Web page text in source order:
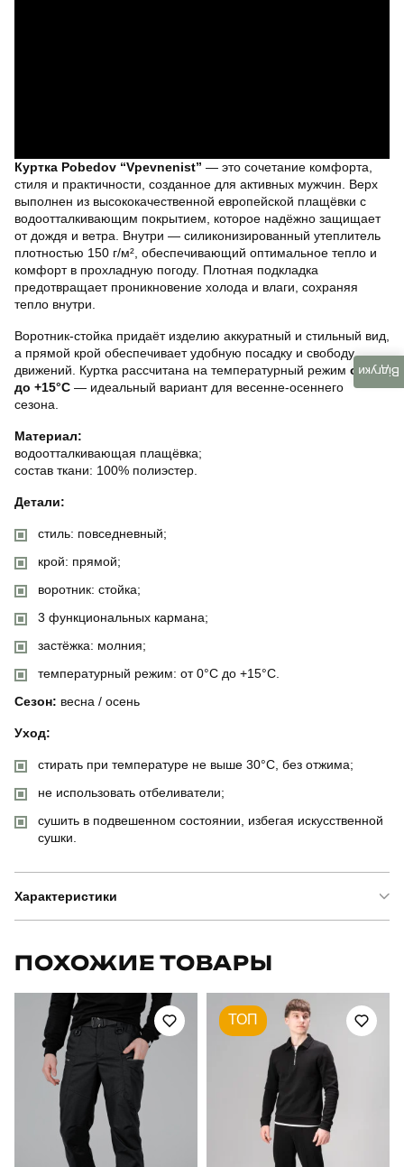
Куртка Pobedov “Vpevnenist” — это сочетание комфорта,
стиля и практичности, созданное для активных мужчин. Верх
выполнен из высококачественной европейской плащёвки с
водоотталкивающим покрытием, которое надёжно защищает
от дождя и ветра. Внутри — силиконизированный утеплитель
плотностью 150 г/м², обеспечивающий оптимальное тепло и
комфорт в прохладную погоду. Плотная подкладка
предотвращает проникновение холода и влаги, сохраняя
тепло внутри.
Воротник-стойка придаёт изделию аккуратный и стильный вид,
а прямой крой обеспечивает удобную посадку и свободу
движений. Куртка рассчитана на температурный режим от 0°C
до +15°C — идеальный вариант для весенне-осеннего
сезона.
Материал:
водоотталкивающая плащёвка;
состав ткани: 100% полиэстер.
Детали:
стиль: повседневный;
крой: прямой;
воротник: стойка;
3 функциональных кармана;
застёжка: молния;
температурный режим: от 0°C до +15°C.
Сезон: весна / осень
Уход:
стирать при температуре не выше 30°C, без отжима;
не использовать отбеливатели;
сушить в подвешенном состоянии, избегая искусственной
сушки.
Характеристики
Артикул OWku1051Sba
Призначення для повсякденного носіння
повсякденний
ПОХОЖИЕ ТОВАРЫ
ТОП
Відгуки